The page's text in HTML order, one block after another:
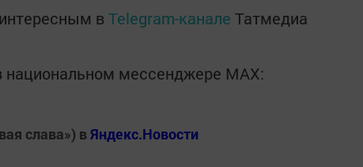
в Telegram-канале Татмедиа
национальном мессенджере MАХ:
слава») вЯндекс.Новости